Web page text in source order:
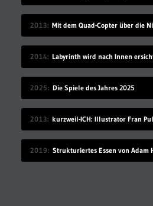
2013 Mit dem Quad-Copter über die
2014 Labyrinth wird nach Innen
2025 Die Spiele des Jahres 2025
2013 kurzweil-ICH: Illustrator Fran
2019 Strukturiertes Essen von Adam